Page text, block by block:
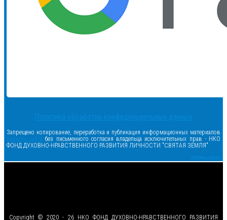
Политика обработки конфиденциальных данных
Запрещено копирование, переработка и публикация информационных материалов
данного сайта без письменного согласия владельца исключительных прав - НКО
ФОНД ДУХОВНО-НРАВСТВЕННОГО РАЗВИТИЯ ЛИЧНОСТИ "СВЯТАЯ ЗЕМЛЯ"
Сделано в samsite
Copyright © 2020 - 26 НКО ФОНД ДУХОВНО-НРАВСТВЕННОГО РАЗВИТИЯ